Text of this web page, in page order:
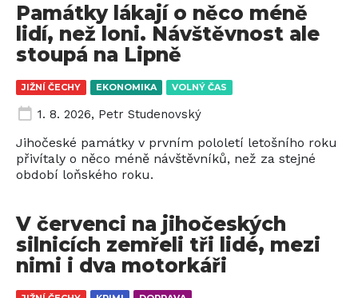
JIŽNÍ ČECHY EKONOMIKA VOLNÝ ČAS
Památky lákají o něco méně
lidí, než loni. Návštěvnost ale
stoupá na Lipně
1. 8. 2026, Petr Studenovský
Jihočeské památky v prvním pololetí letošního roku
přivítaly o něco méně návštěvníků, než za stejné
období loňského roku.
V červenci na jihočeských
silnicích zemřeli tři lidé, mezi
nimi i dva motorkáři